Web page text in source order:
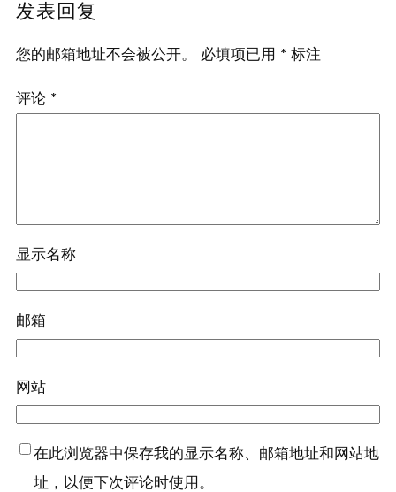
发表回复
您的邮箱地址不会被公开。 必填项已用 * 标注
评论 *
显示名称
邮箱
网站
在此浏览器中保存我的显示名称、邮箱地址和网站地
址，以便下次评论时使用。